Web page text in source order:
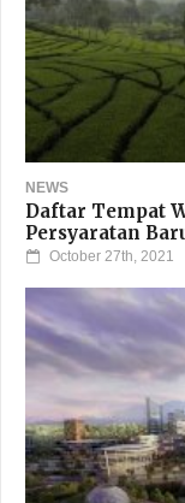
NEWS
Daftar Tempat
Persyaratan
October 27th, 2021